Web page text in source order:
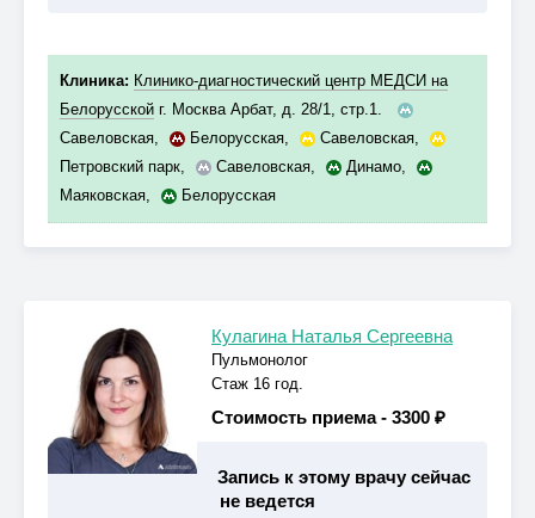
Клиника: Клинико-диагностический центр МЕДСИ на
Белорусской г. Москва Арбат, д. 28/1, стр.1.
Савеловская, Белорусская, Савеловская,
Петровский парк, Савеловская, Динамо,
Маяковская, Белорусская
Кулагина Наталья Сергеевна
Пульмонолог
Стаж 16 год.
Стоимость приема - 3300 ₽
Запись к этому врачу сейчас
не ведется